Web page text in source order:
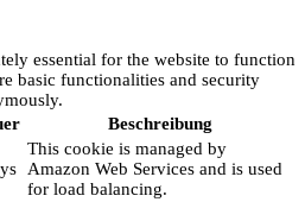
essential for the website to function
basic functionalities and security
Beschreibung
This cookie is managed by
Amazon Web Services and is used
for load balancing.